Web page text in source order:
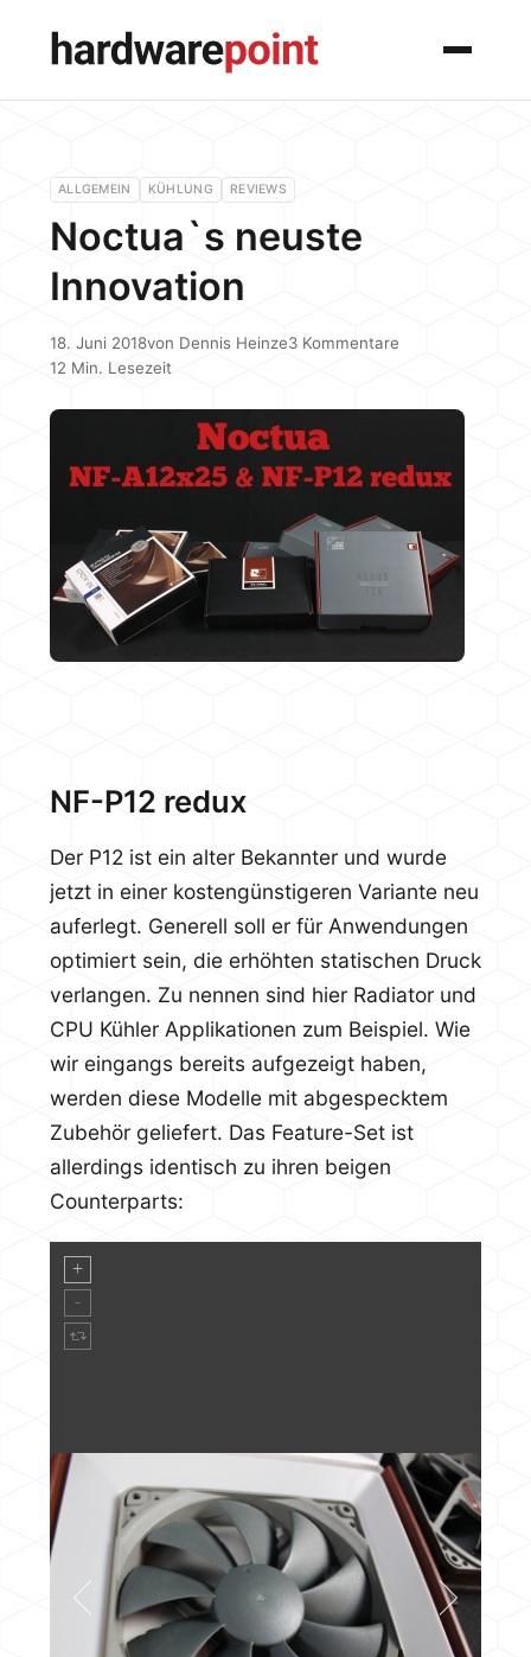
Menü
ALLGEMEIN KÜHLUNG REVIEWS
Noctua`s neuste
Innovation
18. Juni 2018von Dennis Heinze3 Kommentare
12 Min. Lesezeit
NF-P12 redux
Der P12 ist ein alter Bekannter und wurde
jetzt in einer kostengünstigeren Variante neu
auferlegt. Generell soll er für Anwendungen
optimiert sein, die erhöhten statischen Druck
verlangen. Zu nennen sind hier Radiator und
CPU Kühler Applikationen zum Beispiel. Wie
wir eingangs bereits aufgezeigt haben,
werden diese Modelle mit abgespecktem
Zubehör geliefert. Das Feature-Set ist
allerdings identisch zu ihren beigen
Counterparts: